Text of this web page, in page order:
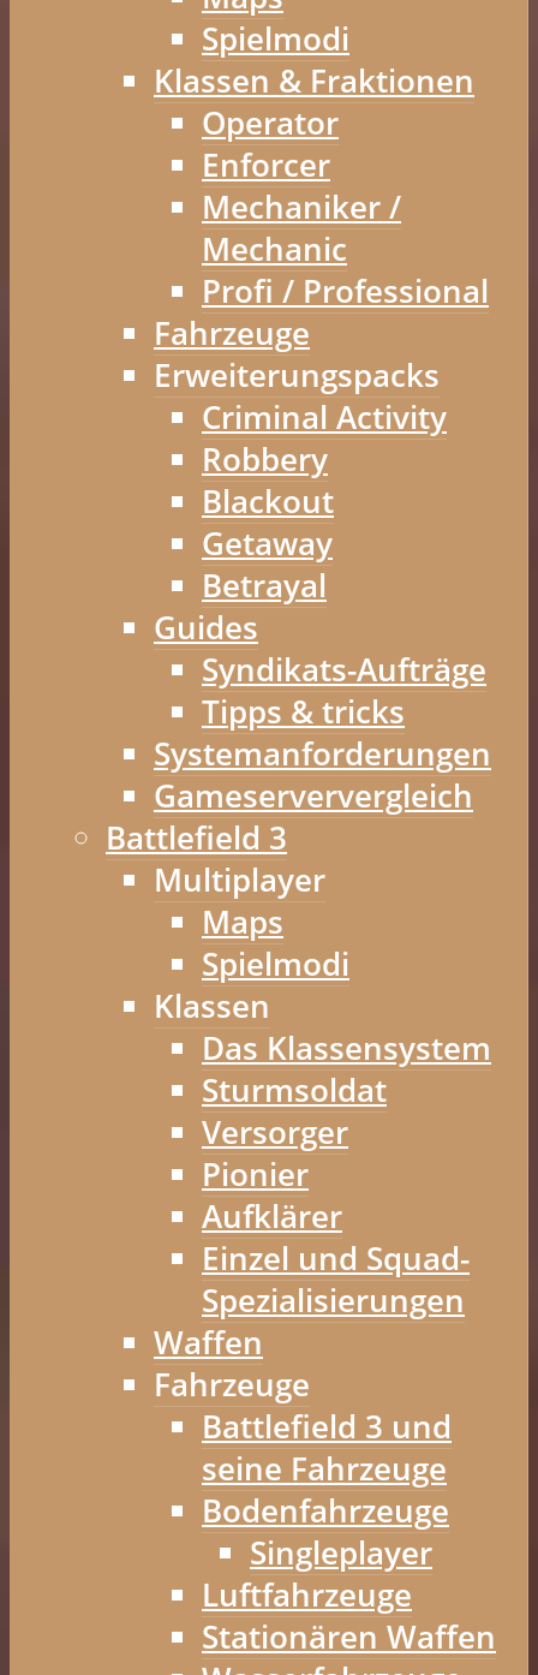
Spielmodi
Klassen & Fraktionen
Operator
Enforcer
Mechaniker /
Mechanic
Profi / Professional
Fahrzeuge
Erweiterungspacks
Criminal Activity
Robbery
Blackout
Getaway
Betrayal
Guides
Syndikats-Aufträge
Tipps & tricks
Systemanforderungen
Gameserververgleich
Battlefield 3
Multiplayer
Maps
Spielmodi
Klassen
Das Klassensystem
Sturmsoldat
Versorger
Pionier
Aufklärer
Einzel und Squad-
Spezialisierungen
Waffen
Fahrzeuge
Battlefield 3 und
seine Fahrzeuge
Bodenfahrzeuge
Singleplayer
Luftfahrzeuge
Stationären Waffen